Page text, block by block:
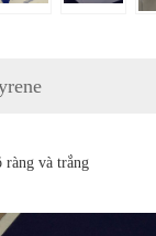
ràng và trắng